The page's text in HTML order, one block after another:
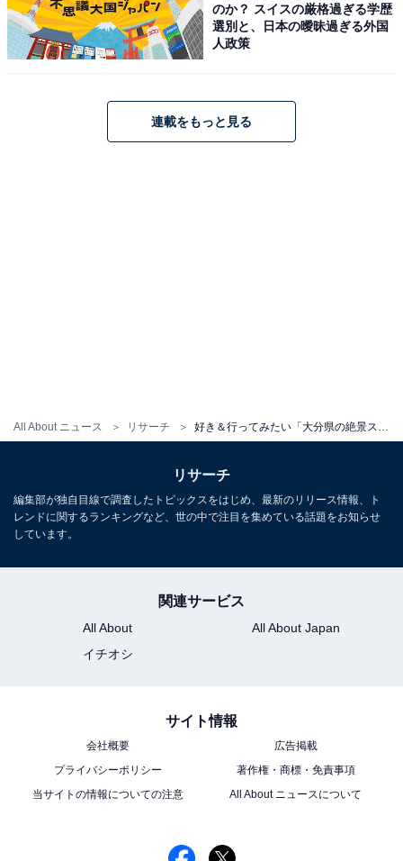
All About ニュース リサーチ
のか？ スイスの厳格過ぎる学歴
選別と、日本の曖昧過ぎる外国
人政策
連載をもっと見る
リサーチ
編集部が独自目線で調査したトピックスをはじめ、最新のリリース情報、ト
レンドに関するランキングなど、世の中で注目を集めている話題をお知らせ
しています。
関連サービス
All About
All About Japan
イチオシ
サイト情報
会社概要
広告掲載
プライバシーポリシー
著作権・商標・免責事項
当サイトの情報についての注意
All About ニュースについて